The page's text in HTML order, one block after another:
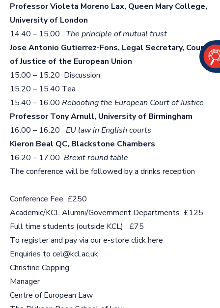
Professor Violeta Moreno Lax, Queen Mary College,
University of London
14.40 – 15.00 The principle of mutual trust
Jose Antonio Gutierrez-Fons, Legal Secretary, Court
of Justice of the European Union
15.00 – 15.20 Discussion
15.20 – 15.40 Tea
15.40 – 16.00 Rebooting the European Court of Justice
Professor Tony Arnull, University of Birmingham
16.00 – 16.20 EU law in English courts
Kieron Beal QC, Blackstone Chambers
16.20 – 17.00 Brexit round table
The conference will be followed by a drinks reception
Conference Fee £250
Academic/KCL Alumni/Government Departments £125
Full time students (outside KCL) £75
To register and pay via our e-store clickhere
Enquiries to cel@kcl.ac.uk
Christine Copping
Manager
Centre of European Law